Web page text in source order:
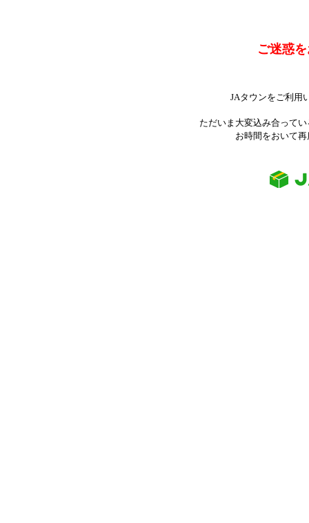
ご迷惑
JAタウンをご利用
ただいま大変込み合って
お時間をおいて